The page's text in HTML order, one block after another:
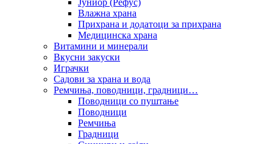
Влажна храна
Прихрана и додатоци за прихрана
Медицинска храна
Витамини и минерали
Вкусни закуски
Играчки
Садови за храна и вода
Ремчиња, поводници, градници…
Поводници со пуштање
Поводници
Ремчиња
Градници